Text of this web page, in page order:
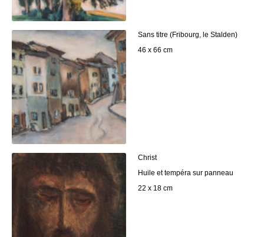
Sans titre (Fribourg, le Stalden)
46 x 66 cm
Christ
Huile et tempéra sur panneau
22 x 18 cm